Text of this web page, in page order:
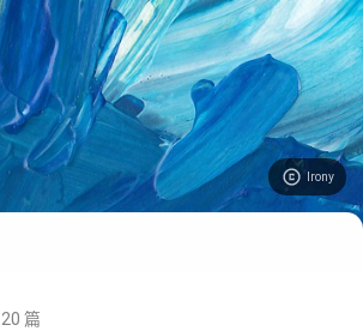
Irony
20 篇